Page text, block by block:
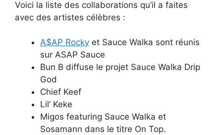
Voici la liste des collaborations qu’il a faites
avec des artistes célèbres :
A$AP Rocky et Sauce Walka sont réunis
sur ASAP Sauce
Bun B diffuse le projet Sauce Walka Drip
God
Chief Keef
Lil’ Keke
Migos featuring Sauce Walka et
Sosamann dans le titre On Top.